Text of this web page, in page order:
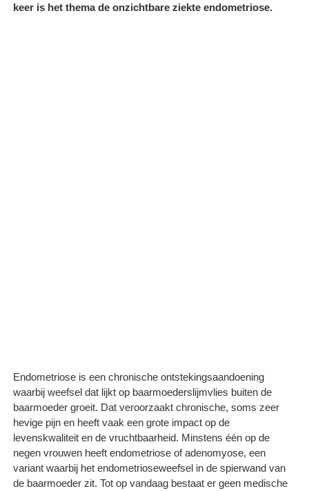
keer is het thema de onzichtbare ziekte endometriose.
Endometriose is een chronische ontstekingsaandoening
waarbij weefsel dat lijkt op baarmoederslijmvlies buiten de
baarmoeder groeit. Dat veroorzaakt chronische, soms zeer
hevige pijn en heeft vaak een grote impact op de
levenskwaliteit en de vruchtbaarheid. Minstens één op de
negen vrouwen heeft endometriose of adenomyose, een
variant waarbij het endometrioseweefsel in de spierwand van
de baarmoeder zit. Tot op vandaag bestaat er geen medische